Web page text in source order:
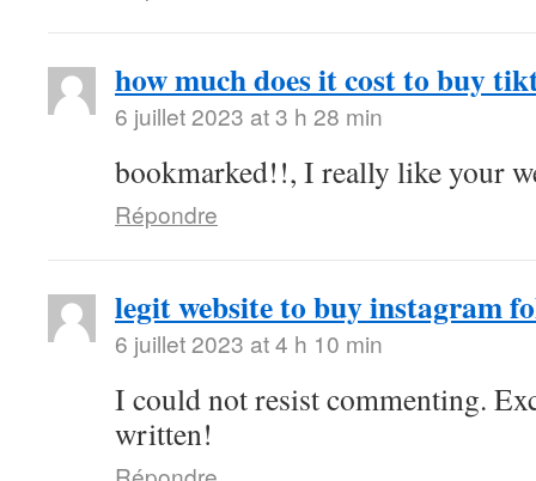
how much does it cost to buy
6 juillet 2023 at 3 h 28 min
bookmarked!!, I really like your
Répondre
legit website to buy instagram
6 juillet 2023 at 4 h 10 min
I could not resist commenting.
written!